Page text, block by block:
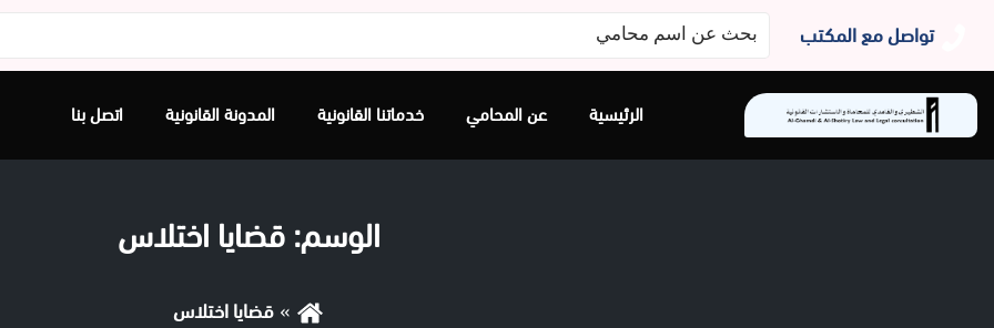
تواصل مع المكتب
البحث
عن:
الرئيسية عن المحامي خدماتنا القانونية المدونة القانونية اتصل بنا
الوسم:قضايا اختلاس
قضايا اختلاس